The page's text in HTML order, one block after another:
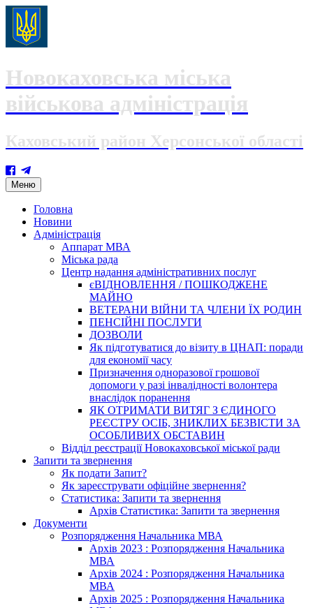
Новокаховська міська
військова адміністрація
Каховський район Херсонської області
Меню Skip
to
content
Головна
Новини
Адміністрація
Аппарат МВА
Міська рада
Центр надання адміністративних послуг
єВІДНОВЛЕННЯ / ПОШКОДЖЕНЕ
МАЙНО
ВЕТЕРАНИ ВІЙНИ ТА ЧЛЕНИ ЇХ РОДИН
ПЕНСІЙНІ ПОСЛУГИ
ДОЗВОЛИ
Як підготуватися до візиту в ЦНАП: поради
для економії часу
Призначення одноразової грошової
допомоги у разі інвалідності волонтера
внаслідок поранення
ЯК ОТРИМАТИ ВИТЯГ З ЄДИНОГО
РЕЄСТРУ ОСІБ, ЗНИКЛИХ БЕЗВІСТИ ЗА
ОСОБЛИВИХ ОБСТАВИН
Відділ реєстрації Новокаховської міської ради
Запити та звернення
Як подати Запит?
Як зареєструвати офіційне звернення?
Статистика: Запити та звернення
Архів Статистика: Запити та звернення
Документи
Розпорядження Начальника МВА
Архів 2023 : Розпорядження Начальника
МВА
Архів 2024 : Розпорядження Начальника
МВА
Архів 2025 : Розпорядження Начальника